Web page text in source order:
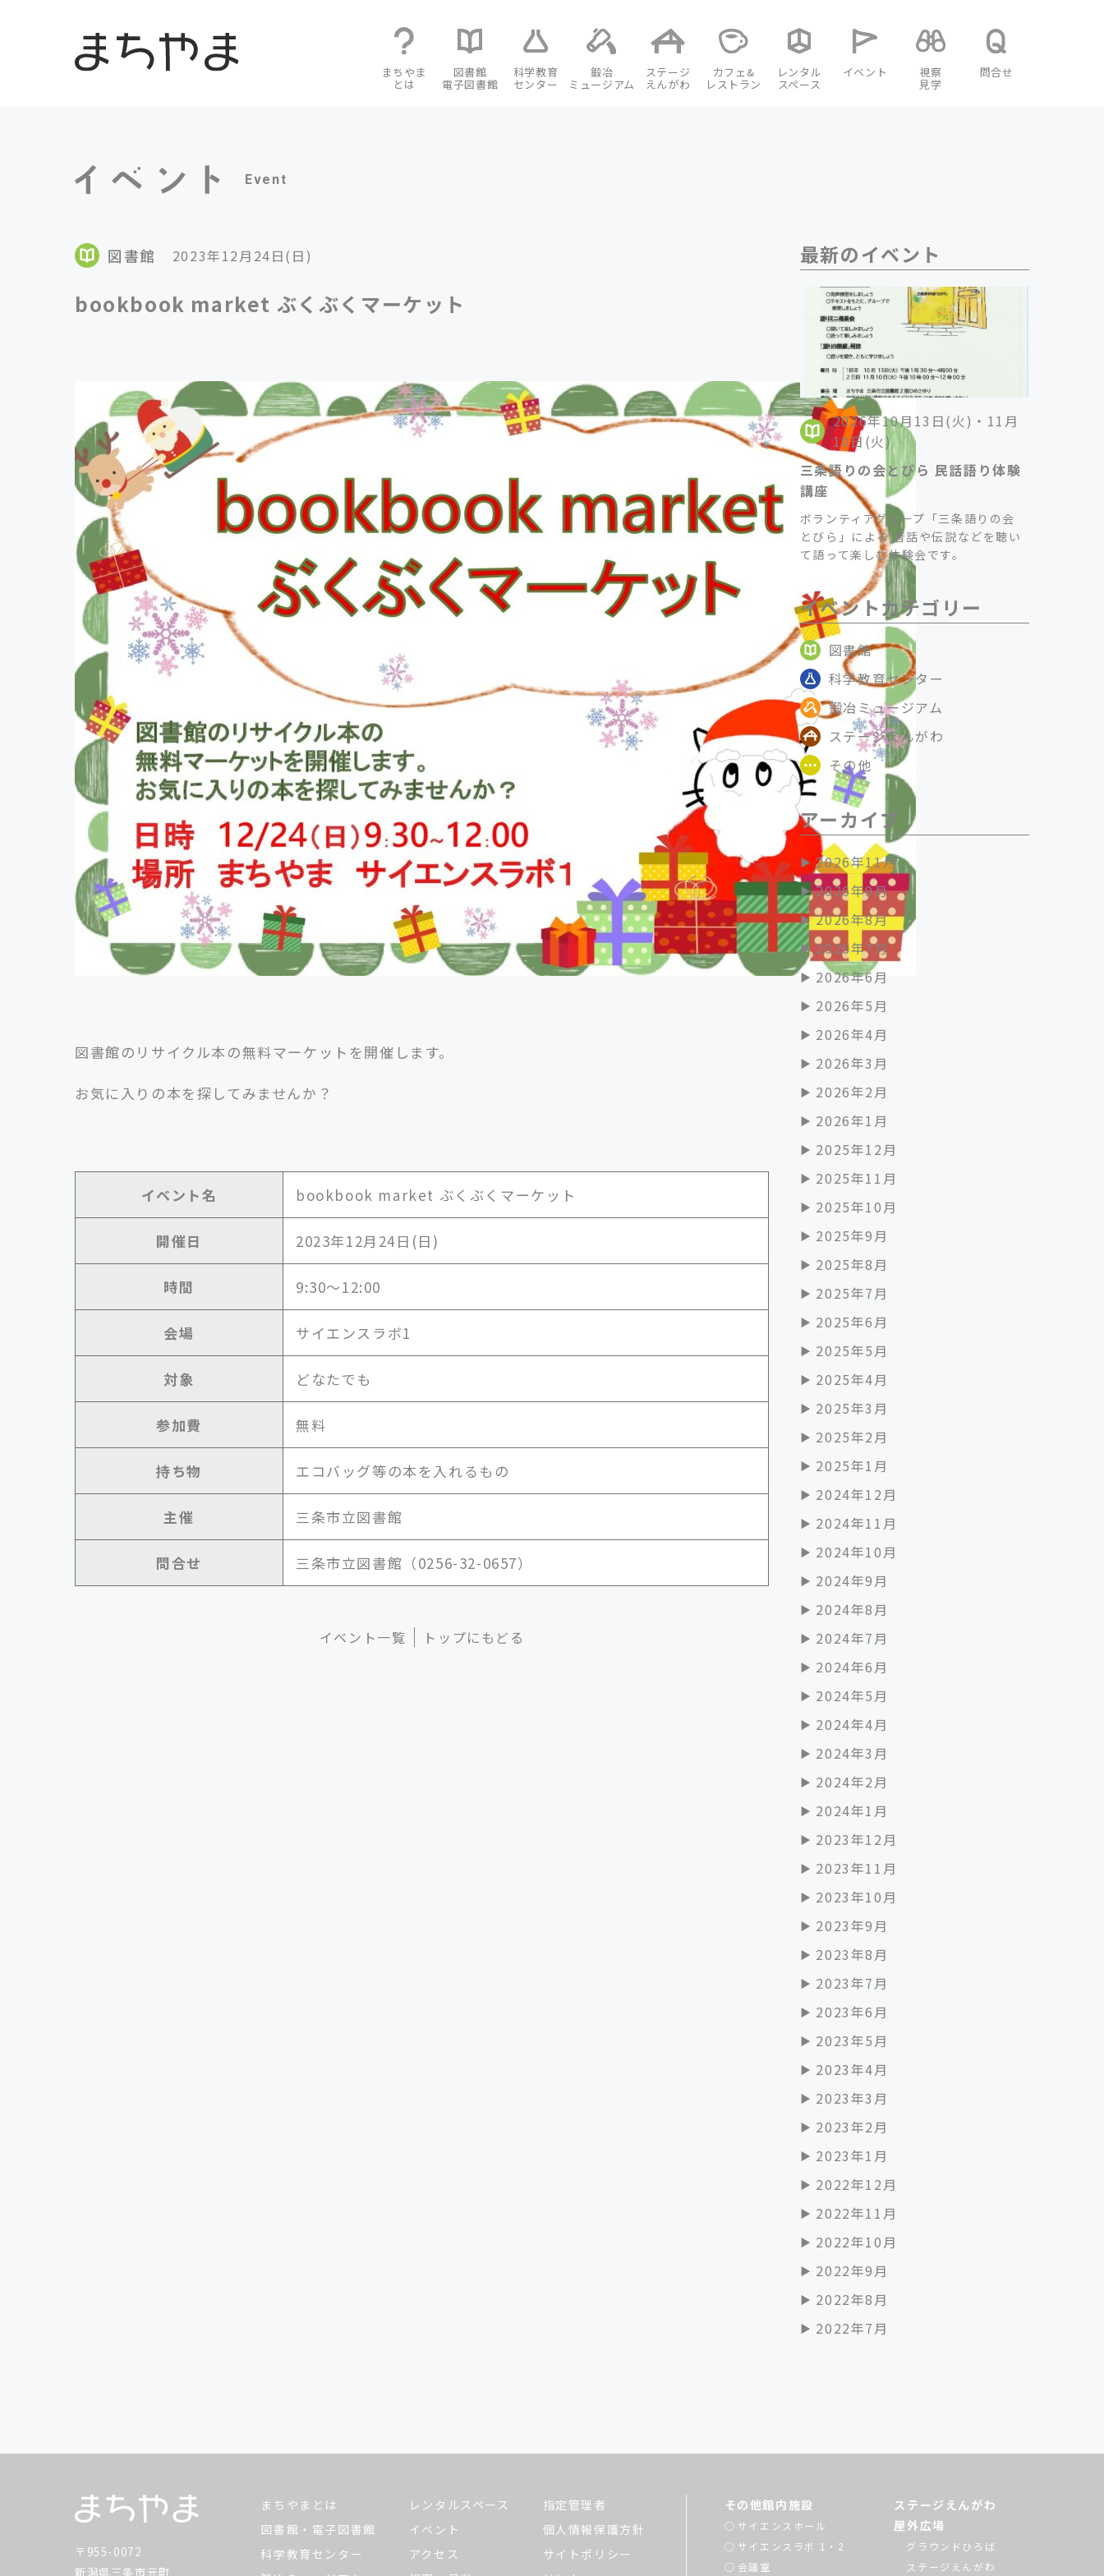
まちやま
とは
図書館
電子図書館
科学教育
センター
鍛冶
ミュージアム
ステージ
えんがわ
カフェ&
レストラン
レンタル
スペース
イベント 視察
見学
問合せ
Event
図書館 2023年12月24日(日)
bookbook market ぶくぶくマーケット
図書館のリサイクル本の無料マーケットを開催します。
お気に入りの本を探してみませんか？
イベント名 bookbook market ぶくぶくマーケット
開催日 2023年12月24日(日)
時間 9:30～12:00
会場 サイエンスラボ1
対象 どなたでも
参加費 無料
持ち物 エコバッグ等の本を入れるもの
主催 三条市立図書館
問合せ 三条市立図書館（0256-32-0657）
イベント一覧 トップにもどる
最新のイベント
2026年10月13日(火)・11月
10日(火)
三条語りの会とびら 民話語り体験
講座
ボランティアグループ「三条語りの会
とびら」による 昔話や伝説などを聴い
て語って楽しむ体験会です。
イベントカテゴリー
図書館
科学教育センター
鍛冶ミュージアム
ステージえんがわ
その他
アーカイブ
2026年11月
2026年9月
2026年8月
2026年7月
2026年6月
2026年5月
2026年4月
2026年3月
2026年2月
2026年1月
2025年12月
2025年11月
2025年10月
2025年9月
2025年8月
2025年7月
2025年6月
2025年5月
2025年4月
2025年3月
2025年2月
2025年1月
2024年12月
2024年11月
2024年10月
2024年9月
2024年8月
2024年7月
2024年6月
2024年5月
2024年4月
2024年3月
2024年2月
2024年1月
2023年12月
2023年11月
2023年10月
2023年9月
2023年8月
2023年7月
2023年6月
2023年5月
2023年4月
2023年3月
2023年2月
2023年1月
2022年12月
2022年11月
2022年10月
2022年9月
2022年8月
2022年7月
〒955-0072
新潟県三条市元町
まちやまとは
図書館・電子図書館
科学教育センター
レンタルスペース
イベント
アクセス
指定管理者
個人情報保護方針
サイトポリシー
その他館内施設
サイエンスホール
サイエンスラボ 1・2
会議室
ステージえんがわ
屋外広場
グラウンドひろば
ステージえんがわ